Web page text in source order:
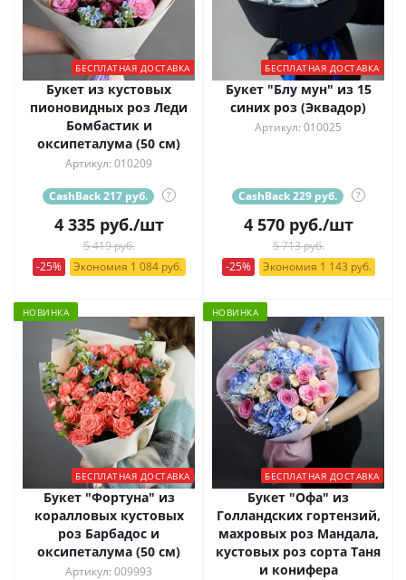
БЕСПЛАТНАЯ ДОСТАВКА
Букет из кустовых
пионовидных роз Леди
Бомбастик и
оксипеталума (50 см)
Артикул: 010209
CashBack 217 руб. ?
4 335руб./шт
5 419 руб.
-25%
Экономия 1 084 руб.
БЕСПЛАТНАЯ ДОСТАВКА
Букет "Блу мун" из 15
синих роз (Эквадор)
Артикул: 010025
CashBack 229 руб. ?
4 570руб./шт
5 713 руб.
-25%
Экономия 1 143 руб.
НОВИНКА
БЕСПЛАТНАЯ ДОСТАВКА
Букет "Фортуна" из
коралловых кустовых
роз Барбадос и
оксипеталума (50 см)
Артикул: 009993
НОВИНКА
БЕСПЛАТНАЯ ДОСТАВКА
Букет "Офа" из
Голландских гортензий,
махровых роз Мандала,
кустовых роз сорта Таня
и конифера